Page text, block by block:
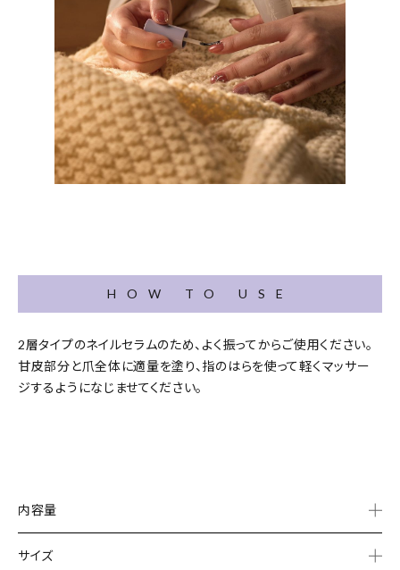
HOW TO USE
2層タイプのネイルセラムのため、よく振ってからご使用ください。
甘皮部分と爪全体に適量を塗り、指のはらを使って軽くマッサー
ジするようになじませてください。
内容量
サイズ